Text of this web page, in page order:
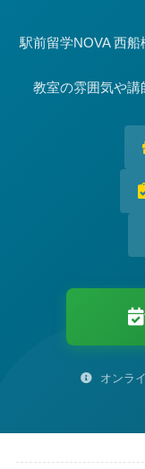
駅前留学NOVA 西
教室の雰囲気や講
オンラ